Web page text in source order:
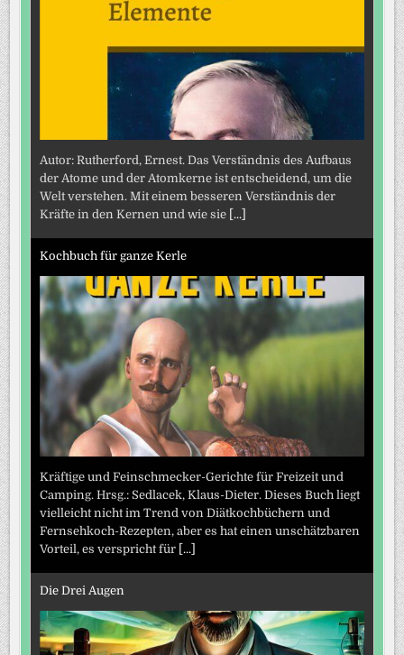
Autor: Rutherford, Ernest. Das Verständnis des Aufbaus
der Atome und der Atomkerne ist entscheidend, um die
Welt verstehen. Mit einem besseren Verständnis der
Kräfte in den Kernen und wie sie [...]
Kochbuch für ganze Kerle
Kräftige und Feinschmecker-Gerichte für Freizeit und
Camping. Hrsg.: Sedlacek, Klaus-Dieter. Dieses Buch liegt
vielleicht nicht im Trend von Diätkochbüchern und
Fernsehkoch-Rezepten, aber es hat einen unschätzbaren
Vorteil, es verspricht für [...]
Die Drei Augen